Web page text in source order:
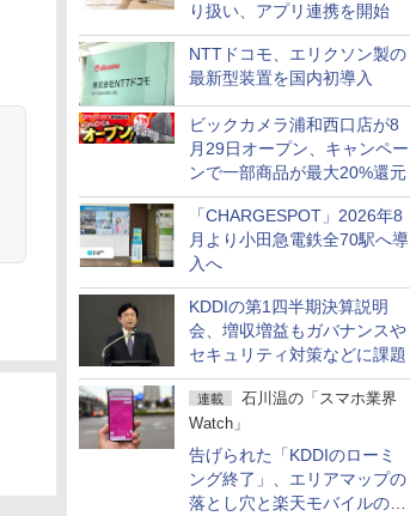
り扱い、アプリ連携を開始
NTTドコモ、エリクソン製の
最新型装置を国内初導入
ビックカメラ浦和西口店が8
月29日オープン、キャンペー
ンで一部商品が最大20%還元
「CHARGESPOT」2026年8
月より小田急電鉄全70駅へ導
入へ
KDDIの第1四半期決算説明
会、増収増益もガバナンスや
セキュリティ対策などに課題
連載
石川温の「スマホ業界
Watch」
告げられた「KDDIのローミ
ング終了」、エリアマップの
落とし穴と楽天モバイルの課